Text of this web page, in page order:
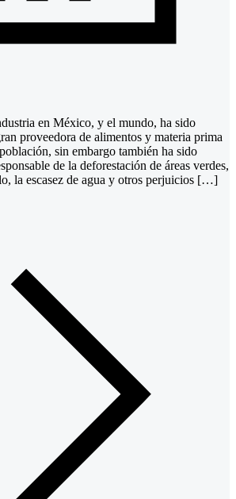
en México, y el mundo, ha sido
proveedora de alimentos y materia prima
sin embargo también ha sido
de la deforestación de áreas verdes,
la escasez de agua y otros perjuicios […]